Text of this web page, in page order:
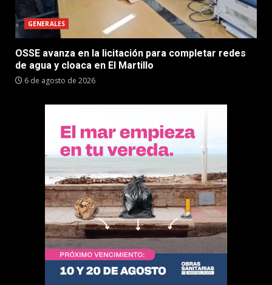
GENERALES
OSSE avanza en la licitación para completar redes
de agua y cloaca en El Martillo
6 de agosto de 2026